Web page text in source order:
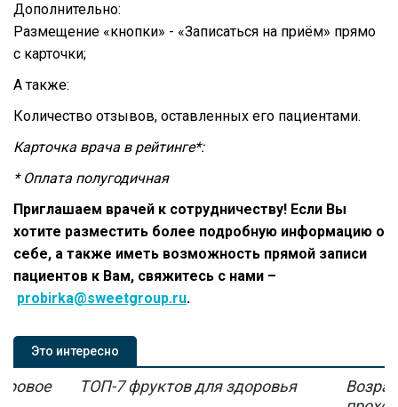
Дополнительно:
Размещение «кнопки» - «Записаться на приём» прямо
с карточки;
А также:
Количество отзывов, оставленных его пациентами.
Карточка врача в рейтинге*:
* Оплата полугодичная
Приглашаем врачей к сотрудничеству! Если Вы
хотите разместить более подробную информацию о
себе, а также иметь возможность прямой записи
пациентов к Вам, свяжитесь с нами –
probirka@sweetgroup.ru.
Это интересно
ТОП-7 фруктов для здоровья